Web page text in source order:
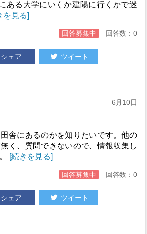
ある大学にいくか建陽に行くかで迷
を見る]
回答募集中 回答数：0
シェア ツイート
6月10日
舎にあるのかを知りたいです。他の
く、質問できないので、情報収集し
[続きを見る]
回答募集中 回答数：0
シェア ツイート